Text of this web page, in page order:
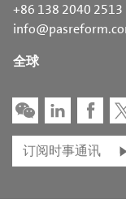
+86 138 2040 2513
全球
订阅时事通讯